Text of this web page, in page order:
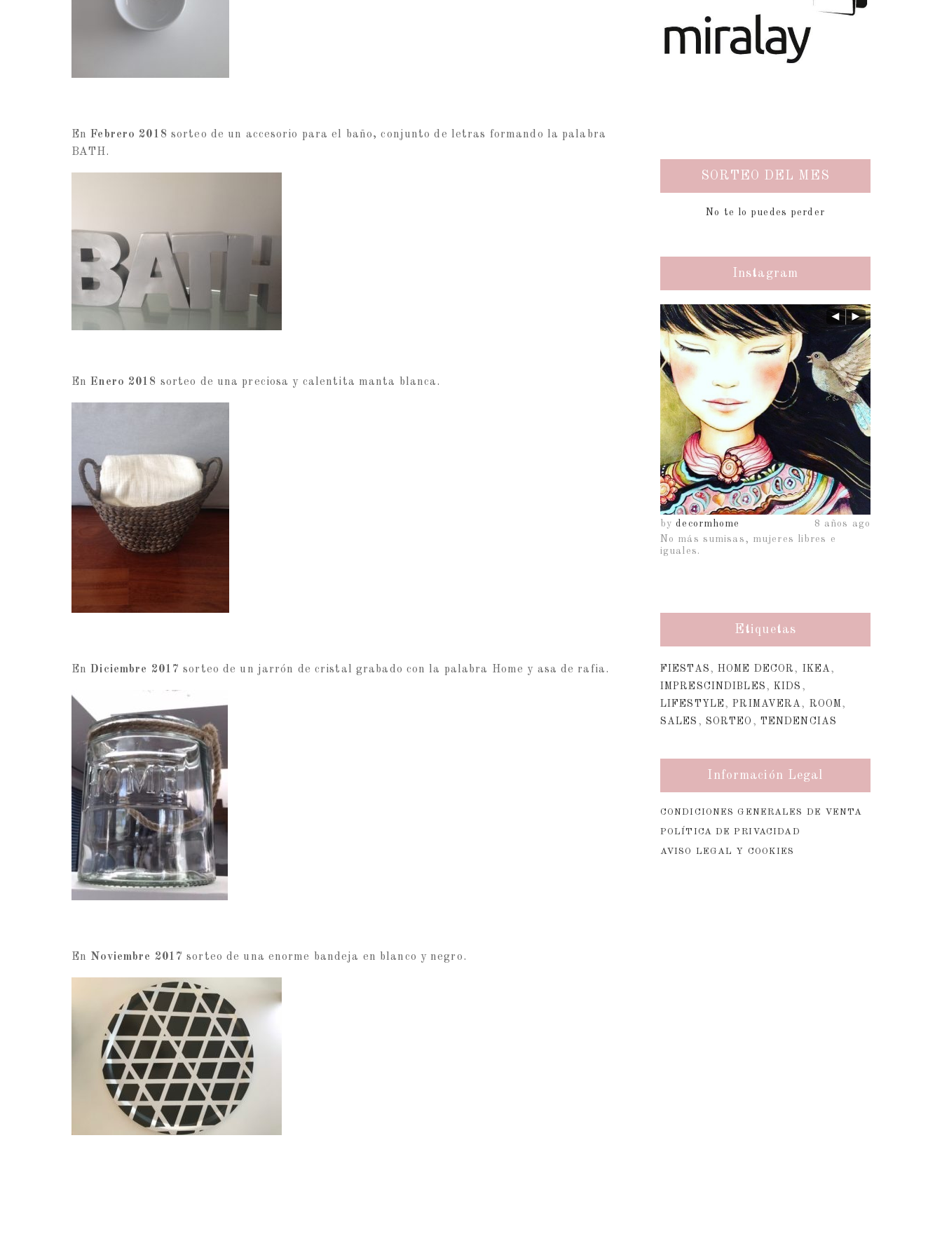
EnFebrero 2018 sorteo de un accesorio para el baño, conjunto de letras formando la palabra
BATH.
EnEnero 2018 sorteo de una preciosa y calentita manta blanca.
EnDiciembre 2017 sorteo de un jarrón de cristal grabado con la palabra Home y asa de rafia.
En Noviembre 2017 sorteo de una enorme bandeja en blanco y negro.
SORTEO DEL MES
No te lo puedes perder
Instagram
8 años ago
bydecormhome
No más sumisas, mujeres libres e
iguales.
Etiquetas
FIESTAS ,HOME DECOR , IKEA,
IMPRESCINDIBLES ,KIDS ,
LIFESTYLE ,PRIMAVERA, ROOM,
SALES , SORTEO , TENDENCIAS
Información Legal
CONDICIONES GENERALES DE VENTA
POLÍTICA DE PRIVACIDAD
AVISO LEGAL Y COOKIES